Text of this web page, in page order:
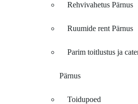
Rehvivahetus Pärnus
Ruumide rent Pärnus
Parim toitlustus ja
Pärnus
Toidupoed